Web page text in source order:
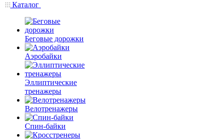
Каталог
Беговые дорожки
Аэробайки
Эллиптические
тренажеры
Велотренажеры
Спин-байки